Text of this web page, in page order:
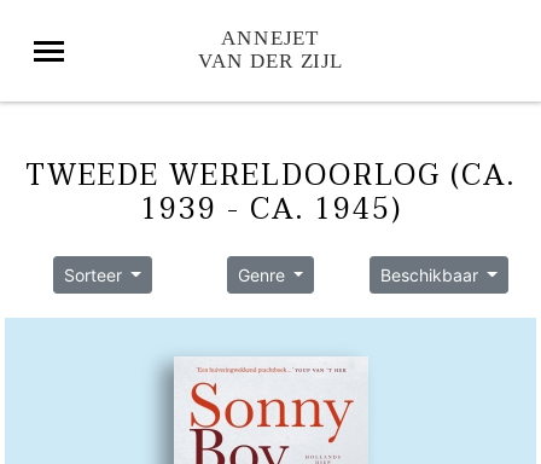
TWEEDE WERELDOORLOG (CA.
1939 - CA. 1945)
Sorteer Genre Beschikbaar